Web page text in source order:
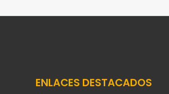
ENLACES DESTACADOS